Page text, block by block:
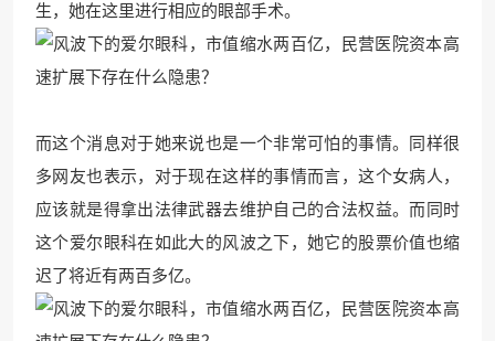
生，她在这里进行相应的眼部手术。
而这个消息对于她来说也是一个非常可怕的事情。同样很
多网友也表示，对于现在这样的事情而言，这个女病人，
应该就是得拿出法律武器去维护自己的合法权益。而同时
这个爱尔眼科在如此大的风波之下，她它的股票价值也缩
迟了将近有两百多亿。